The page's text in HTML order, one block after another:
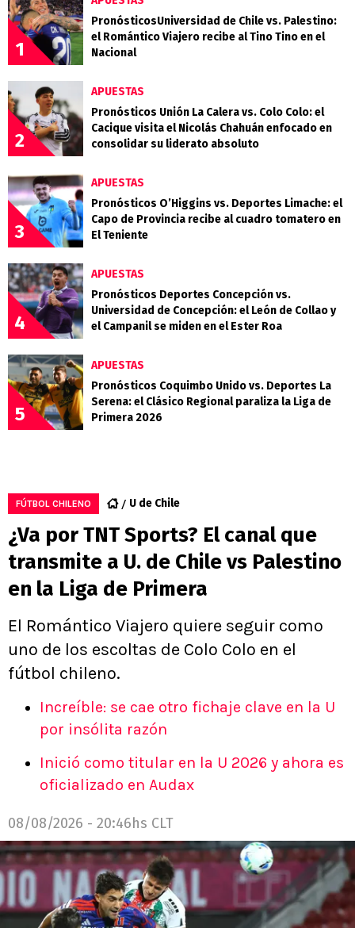
1
PronósticosUniversidad de Chile vs. Palestino:
el Romántico Viajero recibe al Tino Tino en el
Nacional
2
APUESTAS
Pronósticos Unión La Calera vs. Colo Colo: el
Cacique visita el Nicolás Chahuán enfocado en
consolidar su liderato absoluto
3
APUESTAS
Pronósticos O’Higgins vs. Deportes Limache: el
Capo de Provincia recibe al cuadro tomatero en
El Teniente
4
APUESTAS
Pronósticos Deportes Concepción vs.
Universidad de Concepción: el León de Collao y
el Campanil se miden en el Ester Roa
5
APUESTAS
Pronósticos Coquimbo Unido vs. Deportes La
Serena: el Clásico Regional paraliza la Liga de
Primera 2026
FÚTBOL CHILENO U de Chile
¿Va por TNT Sports? El canal que
transmite a U. de Chile vs Palestino
en la Liga de Primera
El Romántico Viajero quiere seguir como
uno de los escoltas de Colo Colo en el
fútbol chileno.
Increíble: se cae otro fichaje clave en la U
por insólita razón
Inició como titular en la U 2026 y ahora es
oficializado en Audax
08/08/2026 - 20:46hs CLT